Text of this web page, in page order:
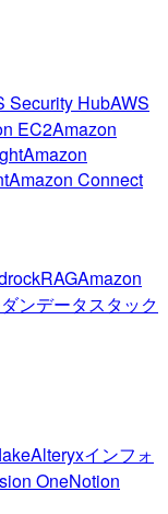
Security HubAWS
EC2Amazon
Amazon
Amazon Connect
RAGAmazon
ンデータスタック
Alteryxインフォ
OneNotion